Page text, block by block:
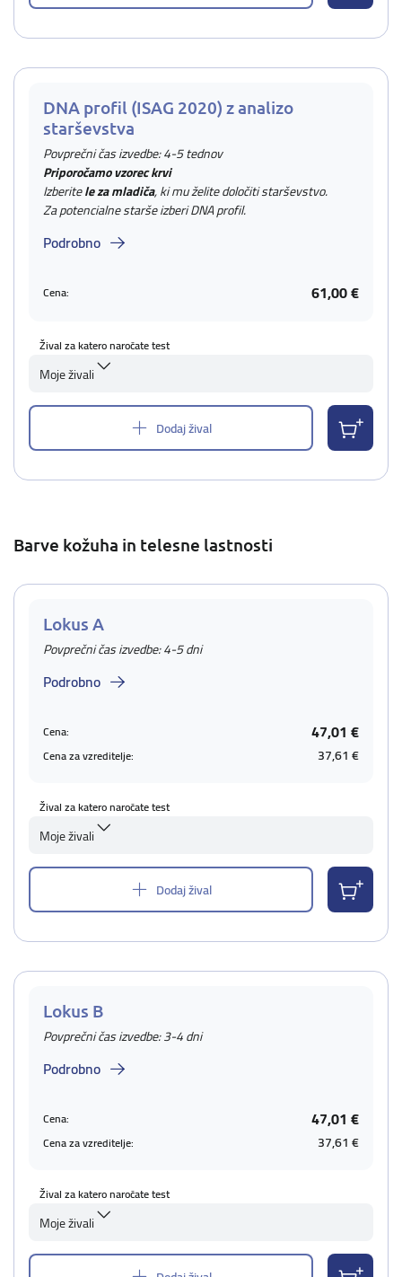
DNA profil (ISAG 2020) z analizo
starševstva
Povprečni čas izvedbe: 4-5 tednov
Priporočamo vzorec krvi
Izberitele za mladiča, ki mu želite določiti starševstvo.
Za potencialne starše izberi DNA profil.
Podrobno
Cena: 61,00 €
Žival za katero naročate test
Moje živali
Dodaj žival
Barve kožuha in telesne lastnosti
Lokus A
Povprečni čas izvedbe: 4-5 dni
Podrobno
Cena: 47,01 €
Cena za vzreditelje: 37,61 €
Žival za katero naročate test
Moje živali
Dodaj žival
Lokus B
Povprečni čas izvedbe: 3-4 dni
Podrobno
Cena: 47,01 €
Cena za vzreditelje: 37,61 €
Žival za katero naročate test
Moje živali